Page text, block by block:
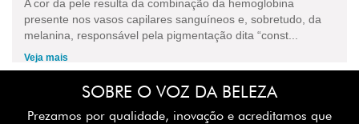
A cor da pele resulta da combinação da hemoglobina
presente nos vasos capilares sanguíneos e, sobretudo, da
melanina, responsável pela pigmentação dita “const...
Veja mais
SOBRE O VOZ DA BELEZA
Prezamos por qualidade, inovação e acreditamos que